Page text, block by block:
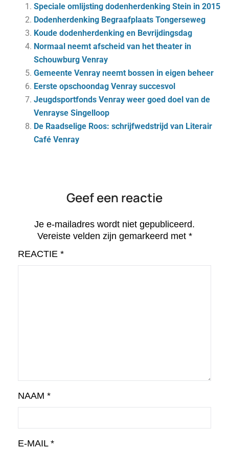
Speciale omlijsting dodenherdenking Stein in 2015
Dodenherdenking Begraafplaats Tongerseweg
Koude dodenherdenking en Bevrijdingsdag
Normaal neemt afscheid van het theater in
Schouwburg Venray
Gemeente Venray neemt bossen in eigen beheer
Eerste opschoondag Venray succesvol
Jeugdsportfonds Venray weer goed doel van de
Venrayse Singelloop
De Raadselige Roos: schrijfwedstrijd van Literair
Café Venray
Geef een reactie
Je e-mailadres wordt niet gepubliceerd.
Vereiste velden zijn gemarkeerd met *
REACTIE *
NAAM *
E-MAIL *